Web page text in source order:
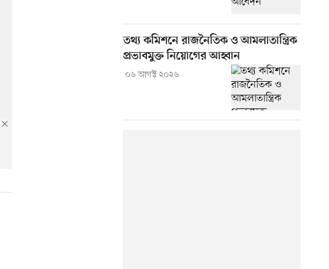
তথ্য কমিশনে রাজনৈতিক ও আমলাতান্ত্রিক
প্রভাবমুক্ত নিয়োগের আহ্বান
০৬ আগস্ট ২০২৬